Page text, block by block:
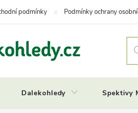
podmínky Podmínky ochrany
Dalekohledy Spektivy